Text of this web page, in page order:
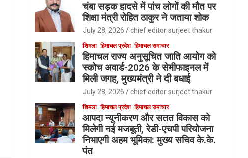
चंबा सड़क हादसे में पांच लोगों की मौत पर
शिक्षा मंत्री रोहित ठाकुर ने जताया शोक
July 28, 2026 chief editor surjeet thakur
शिमला हिमाचल प्रदेश हिमाचल समाचार
हिमाचल राज्य अनुसूचित जाति आयोग को
स्कोच अवार्ड-2026 के सेमीफाइनल में
मिली जगह, मुख्यमंत्री ने दी बधाई
July 28, 2026 chief editor surjeet thakur
शिमला हिमाचल प्रदेश हिमाचल समाचार
आपदा न्यूनीकरण और सतत विकास को
मिलेगी नई मजबूती, रेडी-एचपी परियोजना
निभाएगी अहम भूमिका: मुख्य सचिव के.के.
पंत